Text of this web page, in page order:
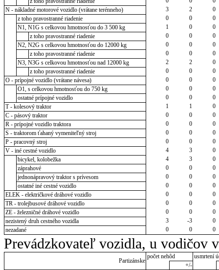
N - nákladné motorové vozidlo (vrátane terénneho)
3 2
0
z toho pravostranné riadenie
0 0
0
N1, N1G s celkovou hmotnosťou do 3 500 kg
1 0
0
z toho pravostranné riadenie
0 0
0
N2, N2G s celkovou hmotnosťou do 12000 kg
0 0
0
z toho pravostranné riadenie
0 0
0
N3, N3G s celkovou hmotnosťou nad 12000 kg
2 2
0
z toho pravostranné riadenie
0 0
0
O - prípojné vozidlo (vrátane návesa)
0 0
0
O1, s celkovou hmotnosťou do 750 kg
0 0
0
ostatné prípojné vozidlo
0 0
0
T - kolesový traktor
1 1
0
C - pásový traktor
0 0
0
R - prípojné vozidlo traktora
0 0
0
S - traktorom ťahaný vymeniteľný stroj
0 0
0
P - pracovný stroj
0 0
0
V - iné cestné vozidlo
4 3
0
bicykel, kolobežka
4 3
0
záprahové
0 0
0
jednonápravový traktor s prívesom
0 0
0
ostatné iné cestné vozidlo
0 0
0
ELEK - električkové dráhové vozidlo
0 0
0
TR - trolejbusové dráhové vozidlo
0 0
0
ZE - železničné dráhové vozidlo
0 0
0
nezistený druh cestného vozidla
3 -3
0
nezadané
0 0 0
Prevádzkovateľ vozidla, u vodičov
Partizánske
počet nehôd
usmrtení
+/-